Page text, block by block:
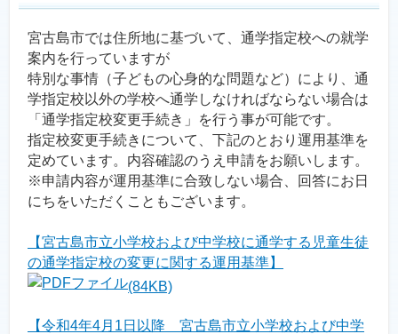
宮古島市では住所地に基づいて、通学指定校への就学
案内を行っていますが
特別な事情（子どもの心身的な問題など）により、通
学指定校以外の学校へ通学しなければならない場合は
「通学指定校変更手続き」を行う事が可能です。
指定校変更手続きについて、下記のとおり運用基準を
定めています。内容確認のうえ申請をお願いします。
※申請内容が運用基準に合致しない場合、回答にお日
にちをいただくこともございます。
【宮古島市立小学校および中学校に通学する児童生徒
の通学指定校の変更に関する運用基準】
(84KB)
【令和4年4月1日以降 宮古島市立小学校および中学